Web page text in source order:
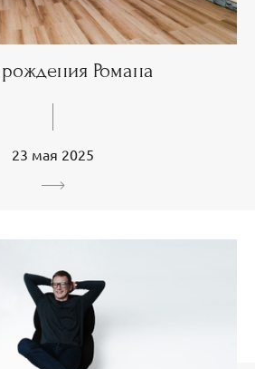
Романа
23 мая 2025